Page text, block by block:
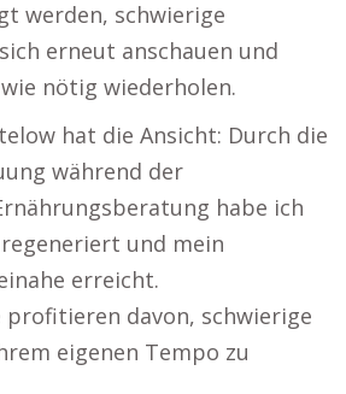
werden, schwierige
erneut anschauen und
nötig wiederholen.
hat die Ansicht: Durch die
während der
habe ich
und mein
erreicht.
davon, schwierige
eigenen Tempo zu